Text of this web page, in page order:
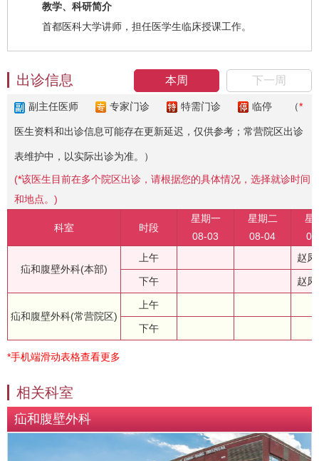
教学、科研简介
首都医科大学讲师，担任医学生临床授课工作。
本周 下一周
出诊信息
副主任医师 专家门诊 特需门诊 临停 （*
医生资料和出诊信息可能存在更新延迟，仅供参考；常营院区出诊
表维护中，以实际出诊为准。）
(*该医生目前在多个院区出诊，请根据您的具体情况，选择就诊时间
和地点。)
科室 时段
星期一
08-03
星期二
08-04
星
疝和腹壁外科(本部)
上午 赵
下午 赵
疝和腹壁外科(常营院区)
上午
下午
*手机端滑动表格查看更多
相关科室
疝和腹壁外科